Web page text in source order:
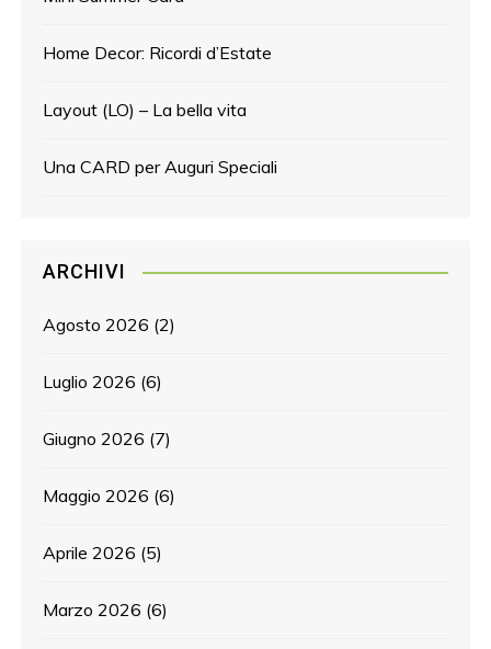
Home Decor: Ricordi d’Estate
Layout (LO) – La bella vita
Una CARD per Auguri Speciali
ARCHIVI
Agosto 2026 (2)
Luglio 2026 (6)
Giugno 2026 (7)
Maggio 2026 (6)
Aprile 2026 (5)
Marzo 2026 (6)